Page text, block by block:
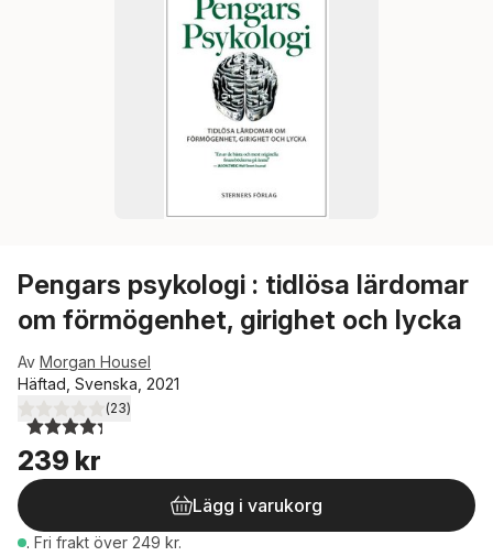
Pengars psykologi : tidlösa lärdomar
om förmögenhet, girighet och lycka
Av Morgan Housel
Häftad, Svenska, 2021
4,3utav 5 stjärnor. Totalt antal röster:
(23)
239 kr
Lägg i varukorg
. Fri frakt över 249 kr.